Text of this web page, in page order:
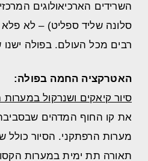
השרידים הארכיאולוגים
סלונה שליד ספליט) – לא פלא
רבים מכל העולם. בפולה
האטרקציה החמה בפולה:
סיור קיאקים ושנרקול במערות
את קו החוף המדהים
מערות הרפתקני. הסיור כולל
תאורה תת ימיתבמערות